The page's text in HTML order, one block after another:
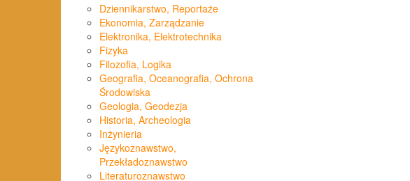
Dziennikarstwo, Reportaże
Ekonomia, Zarządzanie
Elektronika, Elektrotechnika
Fizyka
Filozofia, Logika
Geografia, Oceanografia, Ochrona
Środowiska
Geologia, Geodezja
Historia, Archeologia
Inżynieria
Językoznawstwo,
Przekładoznawstwo
Literaturoznawstwo